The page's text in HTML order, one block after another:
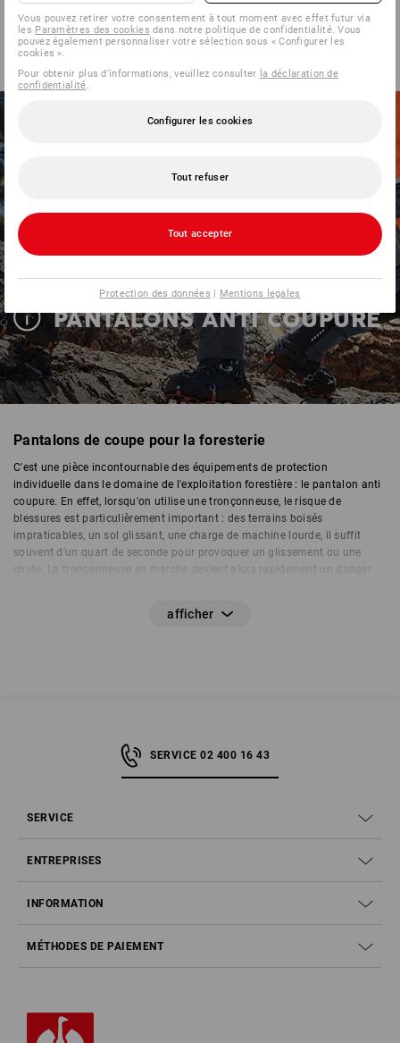
PANTALONS ANTI COUPURE
Pantalons de coupe pour la foresterie
C'est une pièce incontournable des équipements de protection
individuelle dans le domaine de l'exploitation forestière : le pantalon anti
coupure. En effet, lorsqu'on utilise une tronçonneuse, le risque de
blessures est particulièrement important : des terrains boisés
impraticables, un sol glissant, une charge de machine lourde, il suffit
souvent d'un quart de seconde pour provoquer un glissement ou une
chute. La tronçonneuse en marche devient alors rapidement un danger
Comment une protection anti coupure protège-t-elle ?
SERVICE 02 400 16 43
SERVICE
ENTREPRISES
INFORMATION
MÉTHODES DE PAIEMENT
Vous pouvez retirer votre consentement à tout moment avec effet futur via
les Paramètres des cookies dans notre politique de confidentialité. Vous
pouvez également personnaliser votre sélection sous « Configurer les
cookies ».
Pour obtenir plus d'informations, veuillez consulter la déclaration de
confidentialité.
Configurer les cookies
Tout refuser
Tout accepter
Protection des données | Mentions legales